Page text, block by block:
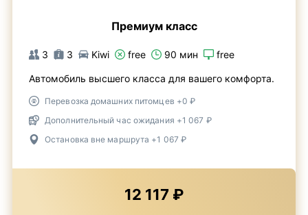
Премиум класс
3 3 Kiwi free 90 мин free
Автомобиль высшего класса для вашего комфорта.
Перевозка домашних питомцев +0 ₽
Дополнительный час ожидания +1 067 ₽
Остановка вне маршрута +1 067 ₽
12 117 ₽